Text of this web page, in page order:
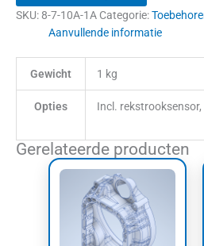
SKU: 8-7-10A-1A Categorie:
Aanvullende informatie
Gewicht 1 kg
Opties Incl.
Gerelateerde producten